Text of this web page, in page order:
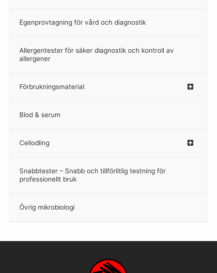
Egenprovtagning för vård och diagnostik
–
Allergentester för säker diagnostik och kontroll av
allergener
–
Förbrukningsmaterial
Blod & serum
Cellodling
–
Snabbtester – Snabb och tillförlitlig testning för
professionellt bruk
–
Övrig mikrobiologi
–